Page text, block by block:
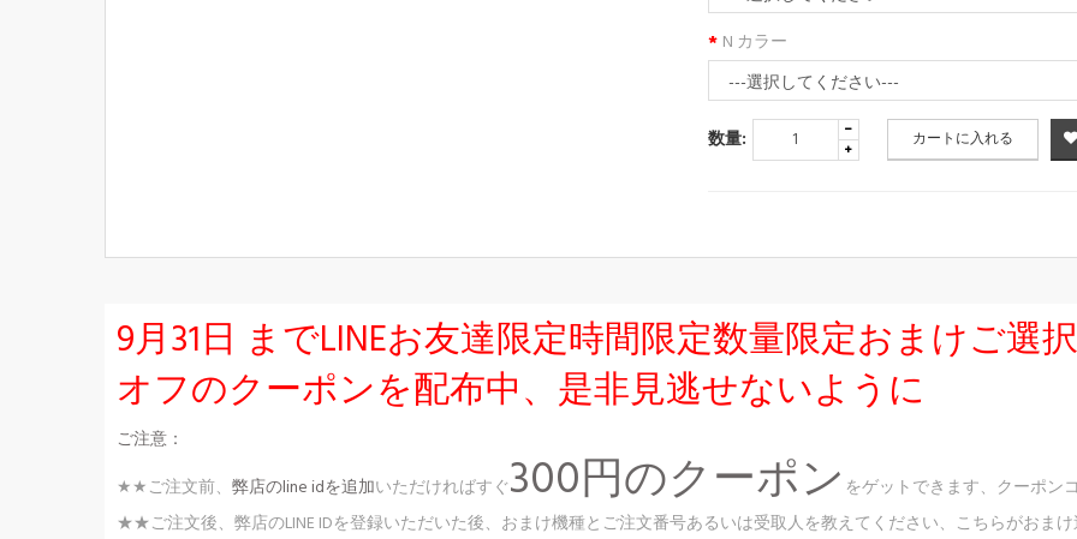
N カラー
数量: カートに入れる
9月31日 までLINEお友達限定時間限定数量限定おまけご選
オフのクーポンを配布中、是非見逃せないように
ご注意：
★★ご注文前、 弊店のline idを追加いただければすぐ300円のクーポン をゲットできます、クーポン
★★ご注文後、弊店のLINE IDを登録いただいた後、おまけ機種とご注文番号あるいは受取人を教えてください、こちらがおま